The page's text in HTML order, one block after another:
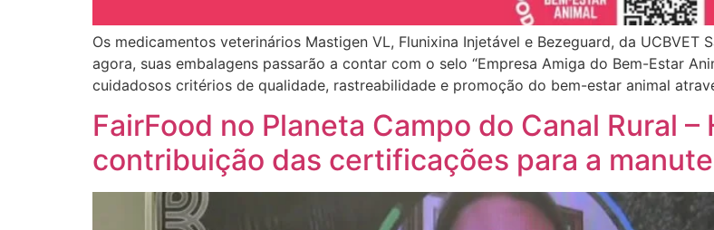
Os medicamentos veterinários Mastigen VL, Flunixina Injetável e Bezeguard, da
agora, suas embalagens passarão a contar com o selo “Empresa Amiga do Bem-Estar
cuidadosos critérios de qualidade, rastreabilidade e promoção do bem-estar animal
FairFood no Planeta Campo do Canal Rural
contribuição das certificações para a